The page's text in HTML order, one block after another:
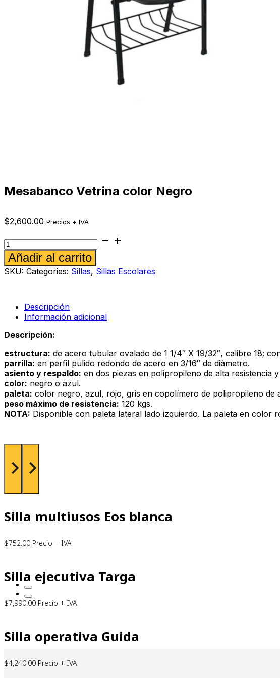
Mesabanco Vetrina color Negro
$2,600.00 Precios + IVA
Mesabanco
Vetrina
color
Negro
cantidad
Añadir al carrito
SKU: Categories: Sillas, Sillas Escolares
Descripción
Información adicional
Descripción:
estructura: de acero tubular ovalado de 1 1/4″ X 19/32″, calibre 18;
parrilla: en perfil pulido redondo de acero en 3/16″ de diámetro.
asiento y respaldo: en dos piezas en polipropileno de alta resistencia
color: negro o azul.
paleta: color negro, azul, rojo, gris en copolímero de polipropileno de
peso máximo de resistencia: 120 kgs.
NOTA: Disponible con paleta lateral lado izquierdo. La paleta en color
Silla multiusos Eos blanca
$752.00 Precio + IVA
Silla ejecutiva Targa
$7,990.00 Precio + IVA
Silla operativa Guida
$4,240.00 Precio + IVA